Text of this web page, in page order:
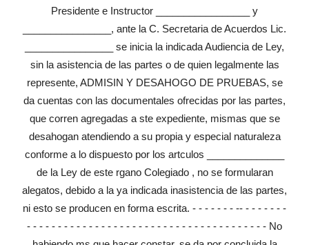
Presidente e Instructor _________________ y
________________, ante la C. Secretaria de Acuerdos Lic.
________________ se inicia la indicada Audiencia de Ley,
sin la asistencia de las partes o de quien legalmente las
represente, ADMISIN Y DESAHOGO DE PRUEBAS, se
da cuentas con las documentales ofrecidas por las partes,
que corren agregadas a ste expediente, mismas que se
desahogan atendiendo a su propia y especial naturaleza
conforme a lo dispuesto por los artculos ______________
de la Ley de este rgano Colegiado , no se formularan
alegatos, debido a la ya indicada inasistencia de las partes,
ni esto se producen en forma escrita. - - - - - - - -- - - - - - - -
- - - - - - - - - - - - - - - - - - - - - - - - - - - - - - - - - - - - - - - No